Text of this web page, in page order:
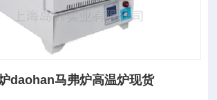
daohan马弗炉高温炉现货